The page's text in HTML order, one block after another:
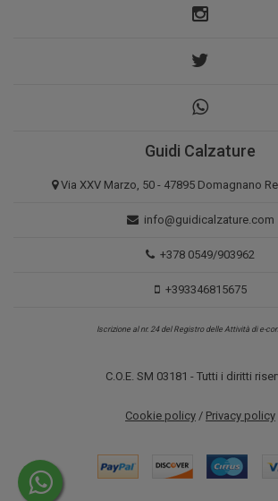
Guidi Calzature
Via XXV Marzo, 50 - 47895 Domagnano
info@guidicalzature.com
+378 0549/903962
+393346815675
Iscrizione al nr. 24 del Registro delle Attività di e-
C.O.E. SM 03181 - Tutti i diritti
Cookie policy / Privacy policy